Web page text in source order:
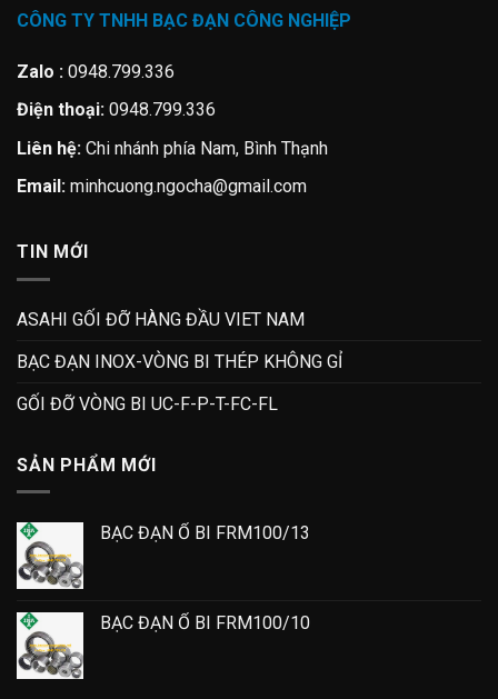
CÔNG TY TNHH BẠC ĐẠN CÔNG NGHIỆP
Zalo : 0948.799.336
Điện thoại: 0948.799.336
Liên hệ: Chi nhánh phía Nam, Bình Thạnh
Email: minhcuong.ngocha@gmail.com
TIN MỚI
ASAHI GỐI ĐỠ HÀNG ĐẦU VIET NAM
BẠC ĐẠN INOX-VÒNG BI THÉP KHÔNG GỈ
GỐI ĐỠ VÒNG BI UC-F-P-T-FC-FL
SẢN PHẨM MỚI
BẠC ĐẠN Ổ BI FRM100/13
BẠC ĐẠN Ổ BI FRM100/10